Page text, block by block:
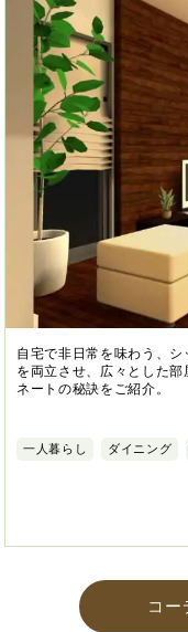
自宅で非日常を味わう、
を両立させ、広々とした
ネートの秘訣をご紹介。
一人暮らし ダイニング
コー